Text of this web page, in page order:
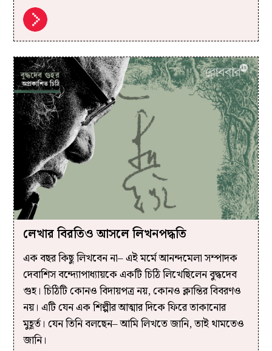
লেখার বিরতিও আসলে লিখনপদ্ধতি
এক বছর কিছু লিখবেন না– এই মর্মে আনন্দমেলা সম্পাদক
দেবাশিস বন্দ্যোপাধ্যায়কে একটি চিঠি লিখেছিলেন বুদ্ধদেব
গুহ। চিঠিটি কোনও বিদায়পত্র নয়, কোনও ক্লান্তির বিবরণও
নয়। এটি যেন এক শিল্পীর আত্মার দিকে ফিরে তাকানোর
মুহূর্ত। যেন তিনি বলছেন– আমি লিখতে জানি, তাই থামতেও
জানি।